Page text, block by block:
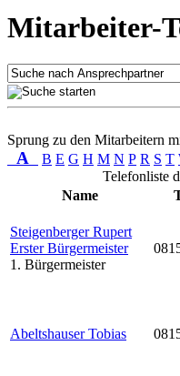
Mitarbeiter-
Sprung zu den Mitarbeitern
A B E G H M N P R S T
Telefonliste
Name
Steigenberger Rupert
Erster Bürgermeister
1. Bürgermeister
Abeltshauser Tobias